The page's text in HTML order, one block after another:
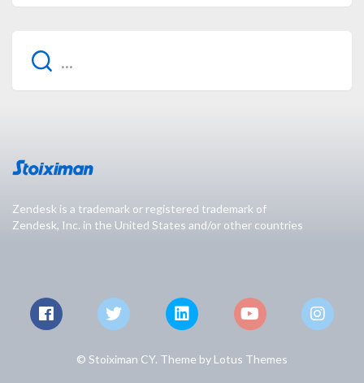
Zendesk is a trademark or registered trademark of
Zendesk, Inc. in the United States and/or other countries
© Stoiximan CY. Theme by Lotus Themes